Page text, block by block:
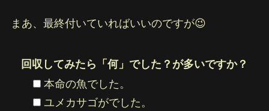
まあ、最終付いていればいいのですが😉
回収してみたら「何」でした？が多いですか？
本命の魚でした。
ユメカサゴがでした。